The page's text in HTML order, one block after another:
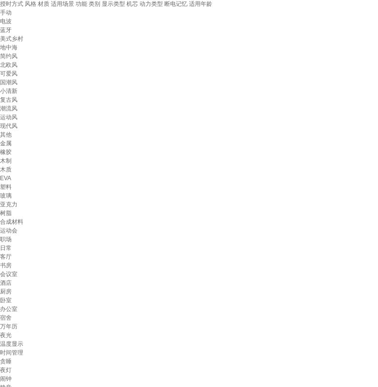
授时方式 风格 材质 适用场景 功能 类别 显示类型 机芯 动力类型 断电记忆 适用年龄
手动
电波
蓝牙
美式乡村
地中海
简约风
北欧风
可爱风
国潮风
小清新
复古风
潮流风
运动风
现代风
其他
金属
橡胶
木制
木质
EVA
塑料
玻璃
亚克力
树脂
合成材料
运动会
职场
日常
客厅
书房
会议室
酒店
厨房
卧室
办公室
宿舍
万年历
夜光
温度显示
时间管理
贪睡
夜灯
闹钟